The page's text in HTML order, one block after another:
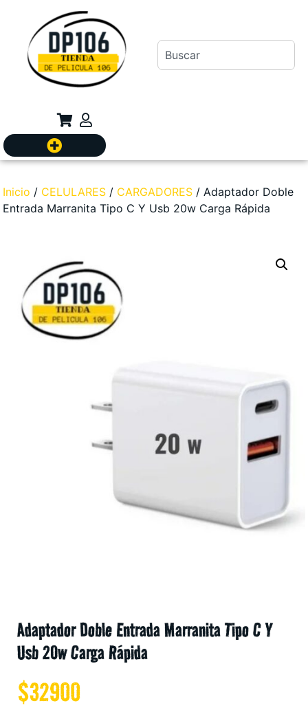
Inicio / CELULARES / CARGADORES / Adaptador Doble
Entrada Marranita Tipo C Y Usb 20w Carga Rápida
Adaptador Doble Entrada Marranita Tipo C Y
Usb 20w Carga Rápida
$32900